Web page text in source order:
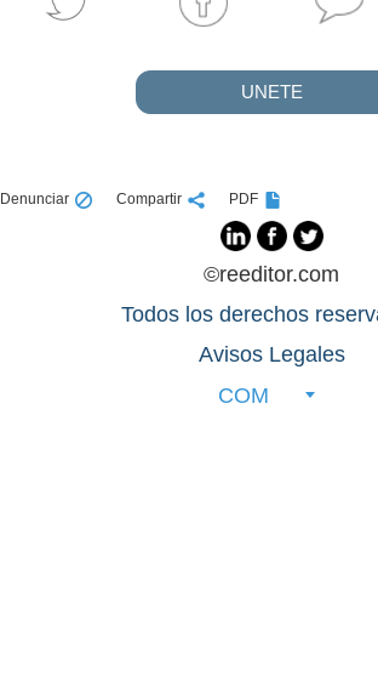
UNETE
Denunciar Compartir PDF
©reeditor.com
Todos los derechos
Avisos Legales